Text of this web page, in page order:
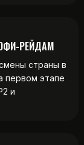
РЕЙДАМ
страны в
первом этапе
и